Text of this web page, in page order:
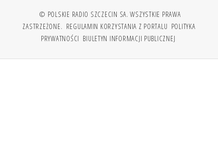
© POLSKIE RADIO SZCZECIN SA. WSZYSTKIE PRAWA
ZASTRZEŻONE. REGULAMIN KORZYSTANIA Z PORTALU POLITYKA
PRYWATNOŚCI BIULETYN INFORMACJI PUBLICZNEJ